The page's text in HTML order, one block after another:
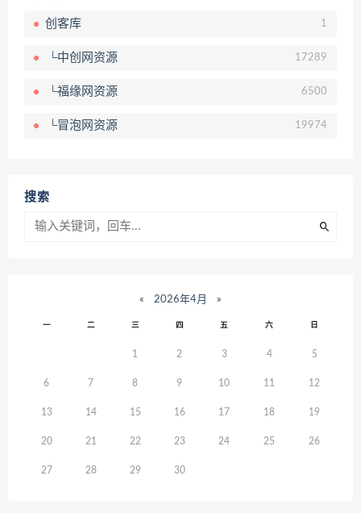
创客库 1
└中创网资源 17289
└福缘网资源 6500
└冒泡网资源 19974
搜索
« 2026年4月 »
一 二 三 四 五 六 日
1 2 3 4 5
6 7 8 9 10 11 12
13 14 15 16 17 18 19
20 21 22 23 24 25 26
27 28 29 30